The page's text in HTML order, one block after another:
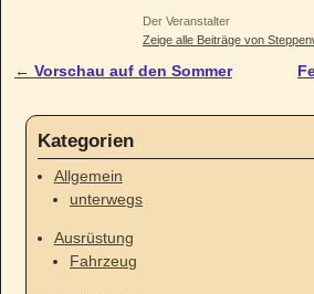
Der Veranstalter
Zeige alle Beiträge von
Artikelnavigation
← Vorschau auf den Sommer
Kategorien
Allgemein
unterwegs
Ausrüstung
Fahrzeug